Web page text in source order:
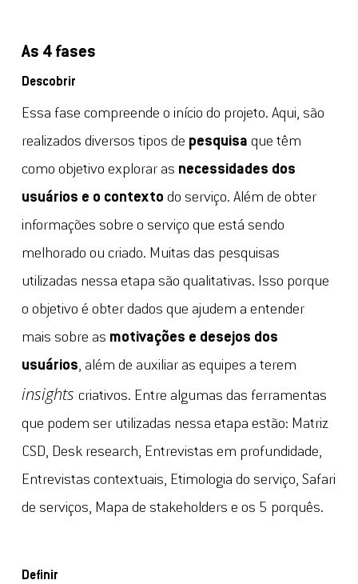
As 4 fases
Descobrir
Essa fase compreende o início do projeto. Aqui, são
realizados diversos tipos de pesquisa que têm
como objetivo explorar as necessidades dos
usuários e o contexto do serviço. Além de obter
informações sobre o serviço que está sendo
melhorado ou criado. Muitas das pesquisas
utilizadas nessa etapa são qualitativas. Isso porque
o objetivo é obter dados que ajudem a entender
mais sobre as motivações e desejos dos
usuários, além de auxiliar as equipes a terem
insights criativos. Entre algumas das ferramentas
que podem ser utilizadas nessa etapa estão: Matriz
CSD, Desk research, Entrevistas em profundidade,
Entrevistas contextuais, Etimologia do serviço, Safari
de serviços, Mapa de stakeholders e os 5 porquês.
Definir